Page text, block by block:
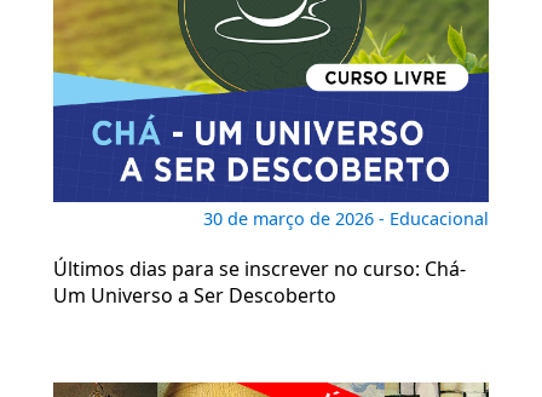
30 de março de 2026 - Educacional
Últimos dias para se inscrever no curso: Chá-
Um Universo a Ser Descoberto